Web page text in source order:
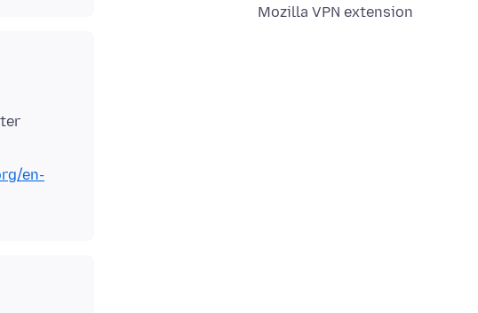
Mozilla VPN extension
en-